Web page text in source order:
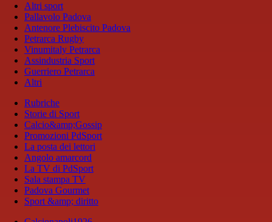
Altri sport
Pallavolo Padova
Antenore Plebiscito Padova
Petrarca Rugby
Vinumitaly Petrarca
Assindustria Sport
Guerriero Petrarca
Altri
Rubriche
Storie di Sport
Calcio&amp;Gossip
Promozioni PdSport
La posta dei lettori
Angolo amarcord
La TV di PdSport
Sala stampa TV
Padova Gourmet
Sport &amp; diritto